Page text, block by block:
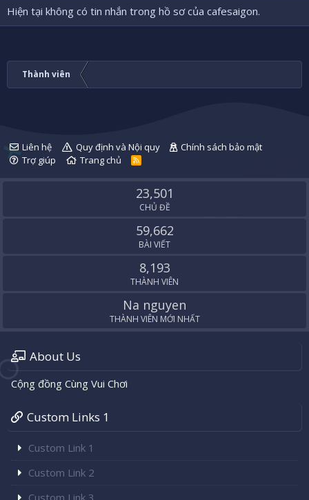
Hiện tại không có tin nhắn trong hồ sơ của cafesaigon.
Thành viên
Liên hệ Quy định và Nội quy
Chính sách bảo mật
Trợ giúp
Trang chủ
R
S
23,501
CHỦ ĐỀ
59,662
BÀI VIẾT
8,193
THÀNH VIÊN
Na nguyen
THÀNH VIÊN MỚI NHẤT
About Us
Cộng đồng Cùng Vui Chơi
Custom Links 1
Custom Link 1
Custom Link 2